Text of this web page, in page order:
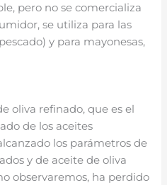
pero no se comercializa
se utiliza para las
y para mayonesas,
oliva refinado, que es el
de los aceites
los parámetros de
y de aceite de oliva
observaremos, ha perdido